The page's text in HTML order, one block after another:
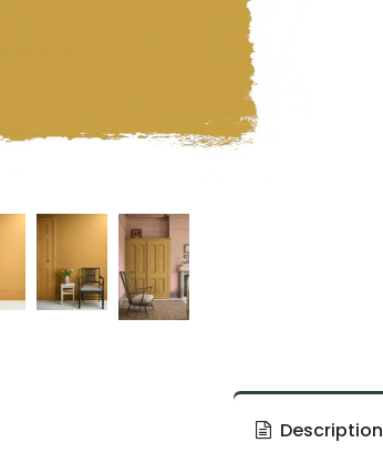
Description